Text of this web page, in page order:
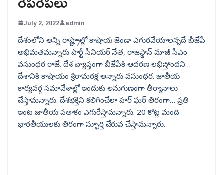
July 2, 2022 admin
దేశంలోని అన్ని రాష్ట్రాల్లో కాషాయ జెండా ఎగురవేయాలన్నదే బీజేపీ
అభిమతమన్నారు పార్టీ సీనియర్ నేత, రాజస్థాన్ మాజీ సీఎం
వసుంధర రాజే. దేశ వ్యాప్తంగా బీజేపీకి ఆదరణ లభిస్తోందని…
దేశానికి కాషాయం శ్రీరామరక్ష అన్నారు వసుంధర. జాతీయ
కార్యవర్గ సమావేశాల్లో ఇందుకు అనుగుణంగా తీర్మానాలు
చేస్తామన్నారు. దేశభక్తిని కలిగించేలా హర్ ఘర్ తిరంగా… ప్రతి
ఇంట జాతీయ పతాకం ఎగురేస్తామన్నారు. 20 కోట్ల మంది
భారతీయులకు తిరంగా స్ఫూర్తి చేరువ చేస్తామన్నారు.